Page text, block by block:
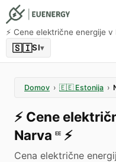
⚡️ Cene električne energije v
🇸🇮SI▾
Domov › 🇪🇪 Estonija ›
⚡️ Cene
Narva EE ⚡️
Cena električne